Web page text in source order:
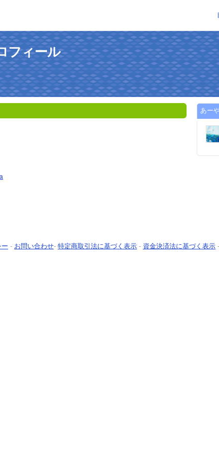
フィール
あー
- お問い合わせ- 特定商取引法に基づく表示 - 資金決済法に基づく表示 -